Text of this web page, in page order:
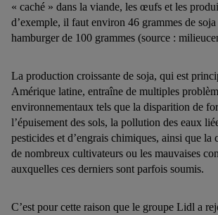
« caché » dans la viande, les œufs et les
d’exemple, il faut environ 46 grammes de
hamburger de 100 grammes (source :
La production croissante de soja, qui est
Amérique latine, entraîne de multiples
environnementaux tels que la disparition de
l’épuisement des sols, la pollution des eaux
pesticides et d’engrais chimiques, ainsi que la
de nombreux cultivateurs ou les mauvaises
auxquelles ces derniers sont parfois soumis.
C’est pour cette raison que le groupe Lidl a